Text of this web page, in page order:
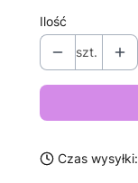
Ilość
szt.
Czas wysyłki: